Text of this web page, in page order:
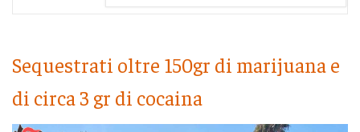
Sequestrati oltre 150gr di marijuana e
di circa 3 gr di cocaina